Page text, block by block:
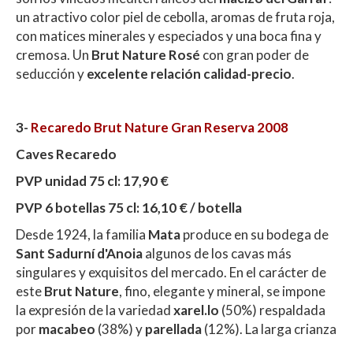
un atractivo color piel de cebolla, aromas de fruta roja,
con matices minerales y especiados y una boca fina y
cremosa. Un Brut Nature Rosé con gran poder de
seducción yexcelente relación calidad-precio.
3- Recaredo Brut Nature Gran Reserva 2008
Caves Recaredo
PVP unidad 75 cl: 17,90 €
PVP 6 botellas 75 cl: 16,10 € / botella
Desde 1924, la familia Mataproduce en su bodega de
Sant Sadurní d'Anoiaalgunos de los cavas más
singulares y exquisitos del mercado. En el carácter de
esteBrut Nature, fino, elegante y mineral, se impone
la expresión de la variedadxarel.lo (50%) respaldada
pormacabeo (38%) yparellada(12%). La larga crianza